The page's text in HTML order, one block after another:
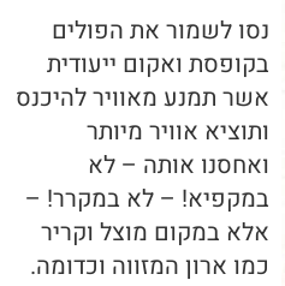
נסו לשמור את הפולים
בקופסת ואקום ייעודית
אשר תמנע מאוויר להיכנס
ותוציא אוויר מיותר
ואחסנו אותה – לא
במקפיא! – לא במקרר! –
אלא במקום מוצל וקריר
כמו ארון המזווה וכדומה.